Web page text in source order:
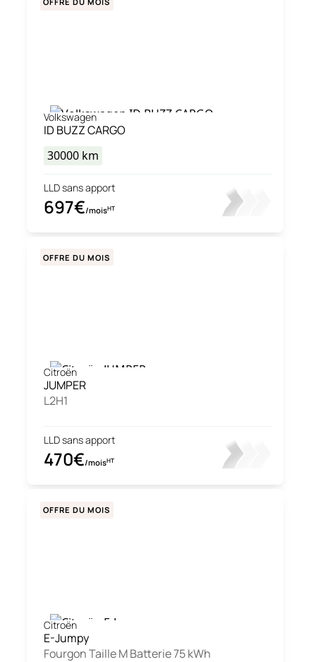
Volkswagen
ID BUZZ CARGO
30000 km
LLD sans apport
697€/moisHT
Citroën
JUMPER
L2H1
LLD sans apport
470€/moisHT
OFFRE DU MOIS
Citroën
E-Jumpy
Fourgon Taille M Batterie 75 kWh
OFFRE DU MOIS